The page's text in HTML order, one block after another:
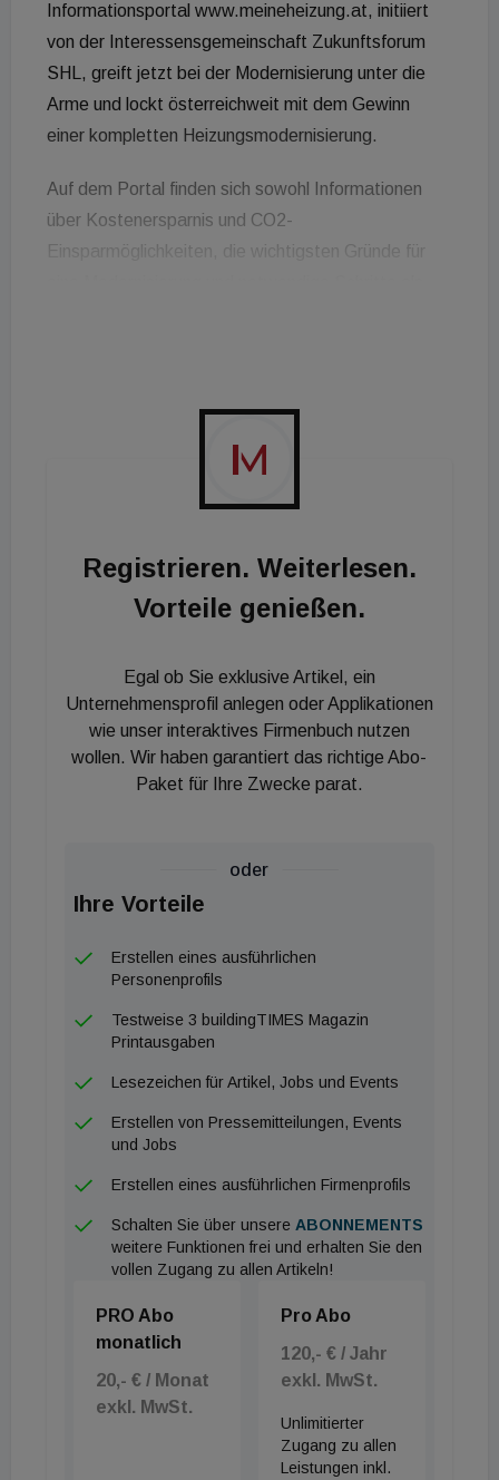
Informationsportal www.meineheizung.at, initiiert
von der Interessensgemeinschaft Zukunftsforum
SHL, greift jetzt bei der Modernisierung unter die
Arme und lockt österreichweit mit dem Gewinn
einer kompletten Heizungsmodernisierung.
Auf dem Portal finden sich sowohl Informationen
über Kostenersparnis und CO2-
Einsparmöglichkeiten, die wichtigsten Gründe für
Heizungsmodernisierung im Wert von € 28.000 zu
9 Luft/Wasser-Wärmepumpe und
Tieftemperaturheizkörper Ulow-E2 von Vogel &
Das Info-Portal kommt eigentlich zu einem
ungünstigen Zeitpunkt: Der „Raus aus Öl“-Bonus in
bereits ausgeschöpft . „Es liegt jetzt in der
Verantwortung der kommenden Regierung, den
eingeschlagenen Weg konsequent fortzusetzen. Im
Zuge des Wahlkampfes und der
passieren,“ warnt Martin Hagleitner, stv. Obmann
Zukunftsforum SHL und Vorstand von Austria Email.
Positionspapier an, das sich mit steuerlichen
Begünstigungen, attraktiveren Abschreibungen,
Anpassungen im Mietrecht bis hin zu
verpflichtenden Checks bestehender Heizungs- und
Warmwasseranlagen auseinandersetzt.
Registrieren. Weiterlesen.
Vorteile genießen.
Egal ob Sie exklusive Artikel, ein
Unternehmensprofil anlegen oder Applikationen
wie unser interaktives Firmenbuch nutzen
wollen. Wir haben garantiert das richtige Abo-
Paket für Ihre Zwecke parat.
oder
Ihre Vorteile
Erstellen eines ausführlichen
Personenprofils
Testweise 3 buildingTIMES Magazin
Printausgaben
Lesezeichen für Artikel, Jobs und Events
Erstellen von Pressemitteilungen, Events
und Jobs
Erstellen eines ausführlichen Firmenprofils
Schalten Sie über unsere ABONNEMENTS
weitere Funktionen frei und erhalten Sie den
vollen Zugang zu allen Artikeln!
PRO Abo
monatlich
20,- € / Monat
exkl. MwSt.
Pro Abo
120,- € / Jahr
exkl. MwSt.
Unlimitierter
Zugang zu allen
Leistungen inkl.